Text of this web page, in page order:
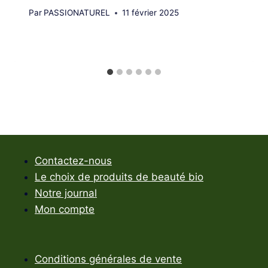
Par PASSIONATUREL 11 février 2025
Contactez-nous
Le choix de produits de beauté bio
Notre journal
Mon compte
Conditions générales de vente